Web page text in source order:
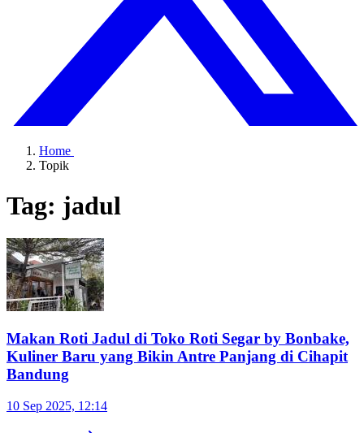
Home
Topik
Tag: jadul
Makan Roti Jadul di Toko Roti Segar by Bonbake,
Kuliner Baru yang Bikin Antre Panjang di Cihapit
Bandung
10 Sep 2025, 12:14